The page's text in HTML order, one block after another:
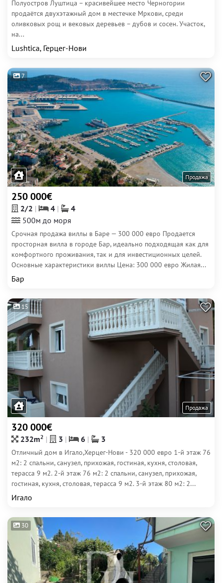
Полуостров Луштица – красивейшее место Черногории
продаётся двухэтажный дом в местечке Мркови, среди
оливковых рощ и вековых деревьев – дубов и сосен. Участок,
на...
Lushtica, Герцег-Нови
7
Продажа
250 000€
2/2 4
4
500м до моря
Срочная продажа виллы в Баре — 300 000 евро Продается
просторная вилла в городе Бар, идеально подходящая как для
комфортного проживания, так и для инвестиционных целей.
Основные характеристики виллы Цена: 300 000 евро Жилая...
Бар
15
Продажа
320 000€
232m2 3 6 3
Отличный дом в Игало,Херцег-Нови - 320 000 евро 1-й этаж 76
м2: 2 спальни, санузел, прихожая, гостиная, кухня, столовая,
терасса 9 м2. 2-й этаж 76 м2: 2 спальни, санузел, прихожая,
гостиная, кухня, столовая, терасса 9 м2. 3-й этаж 80 м2: 2...
Игало
30